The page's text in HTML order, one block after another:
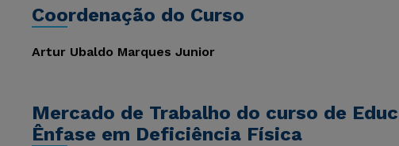
Coordenação do Curso
Artur Ubaldo Marques Junior
Mercado de Trabalho do curso de
Ênfase em Deficiência Física